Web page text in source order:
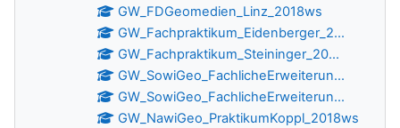
GW_FDGeomedien_Linz_2018ws
GW_Fachpraktikum_Eidenberger_2...
GW_Fachpraktikum_Steininger_20...
GW_SowiGeo_FachlicheErweiterun...
GW_SowiGeo_FachlicheErweiterun...
GW_NawiGeo_PraktikumKoppl_2018ws